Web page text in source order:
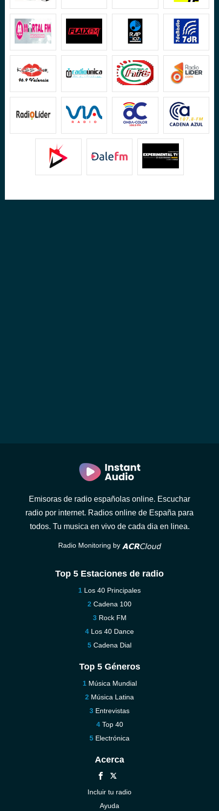
Emisoras de radio españolas online. Escuchar
radio por internet. Radios online de España para
todos. Tu musica en vivo de cada dia en linea.
Radio Monitoring by
Top 5 Estaciones de radio
Los 40 Principales
Cadena 100
Rock FM
Los 40 Dance
Cadena Dial
Top 5 Géneros
Música Mundial
Música Latina
Entrevistas
Top 40
Electrónica
Acerca
Incluir tu radio
Ayuda